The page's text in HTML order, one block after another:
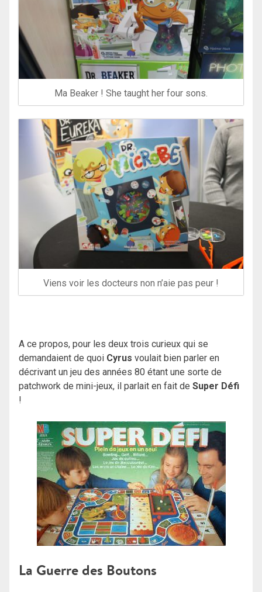
Ma Beaker ! She taught her four sons.
Viens voir les docteurs non n’aie pas peur !
A ce propos, pour les deux trois curieux qui se
demandaient de quoi Cyrus voulait bien parler en
décrivant un jeu des années 80 étant une sorte de
patchwork de mini-jeux, il parlait en fait de Super Défi
!
La Guerre des Boutons